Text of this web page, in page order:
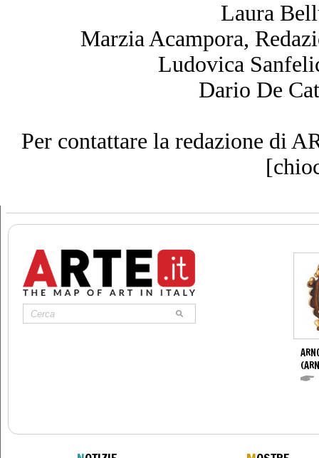
Laura
Marzia Acampora,
Ludovica
Dario De
Per contattare la redazione di